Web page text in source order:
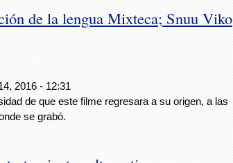
de la lengua Mixteca; Snuu Viko
2016 - 12:31
de que este filme regresara a su origen, a las
se grabó.